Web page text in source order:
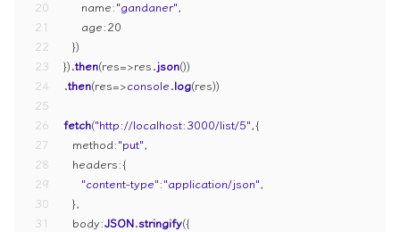
20
21
22
23
24
25
26
27
28
29
30
31
name:"gandaner",
age:20
  })
}).then(res=>res.json())
.then(res=>console.log(res))
fetch("http://localhost:3000/list/5",{
method:"put",
headers:{
"content-type":"application/json",
  },
body:JSON.stringify({